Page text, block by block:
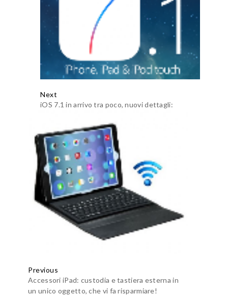
Next
iOS 7.1 in arrivo tra poco, nuovi dettagli:
Previous
Accessori iPad: custodia e tastiera esterna in
un unico oggetto, che vi fa risparmiare!